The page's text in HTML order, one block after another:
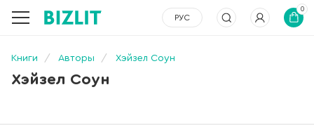
РУС
0
Книги Авторы Хэйзел Соун
Хэйзел Соун